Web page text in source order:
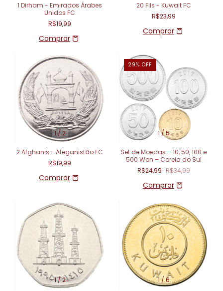
1 Dirham - Emirados Árabes
Unidos FC
R$19,99
20 Fils - Kuwait FC
R$23,99
1/2
2 Afghanis - Afeganistão FC
R$19,99
1/5
29% OFF
Set de Moedas – 10, 50, 100 e
500 Won – Coreia do Sul
R$24,99 R$34,99
1/2 1/6